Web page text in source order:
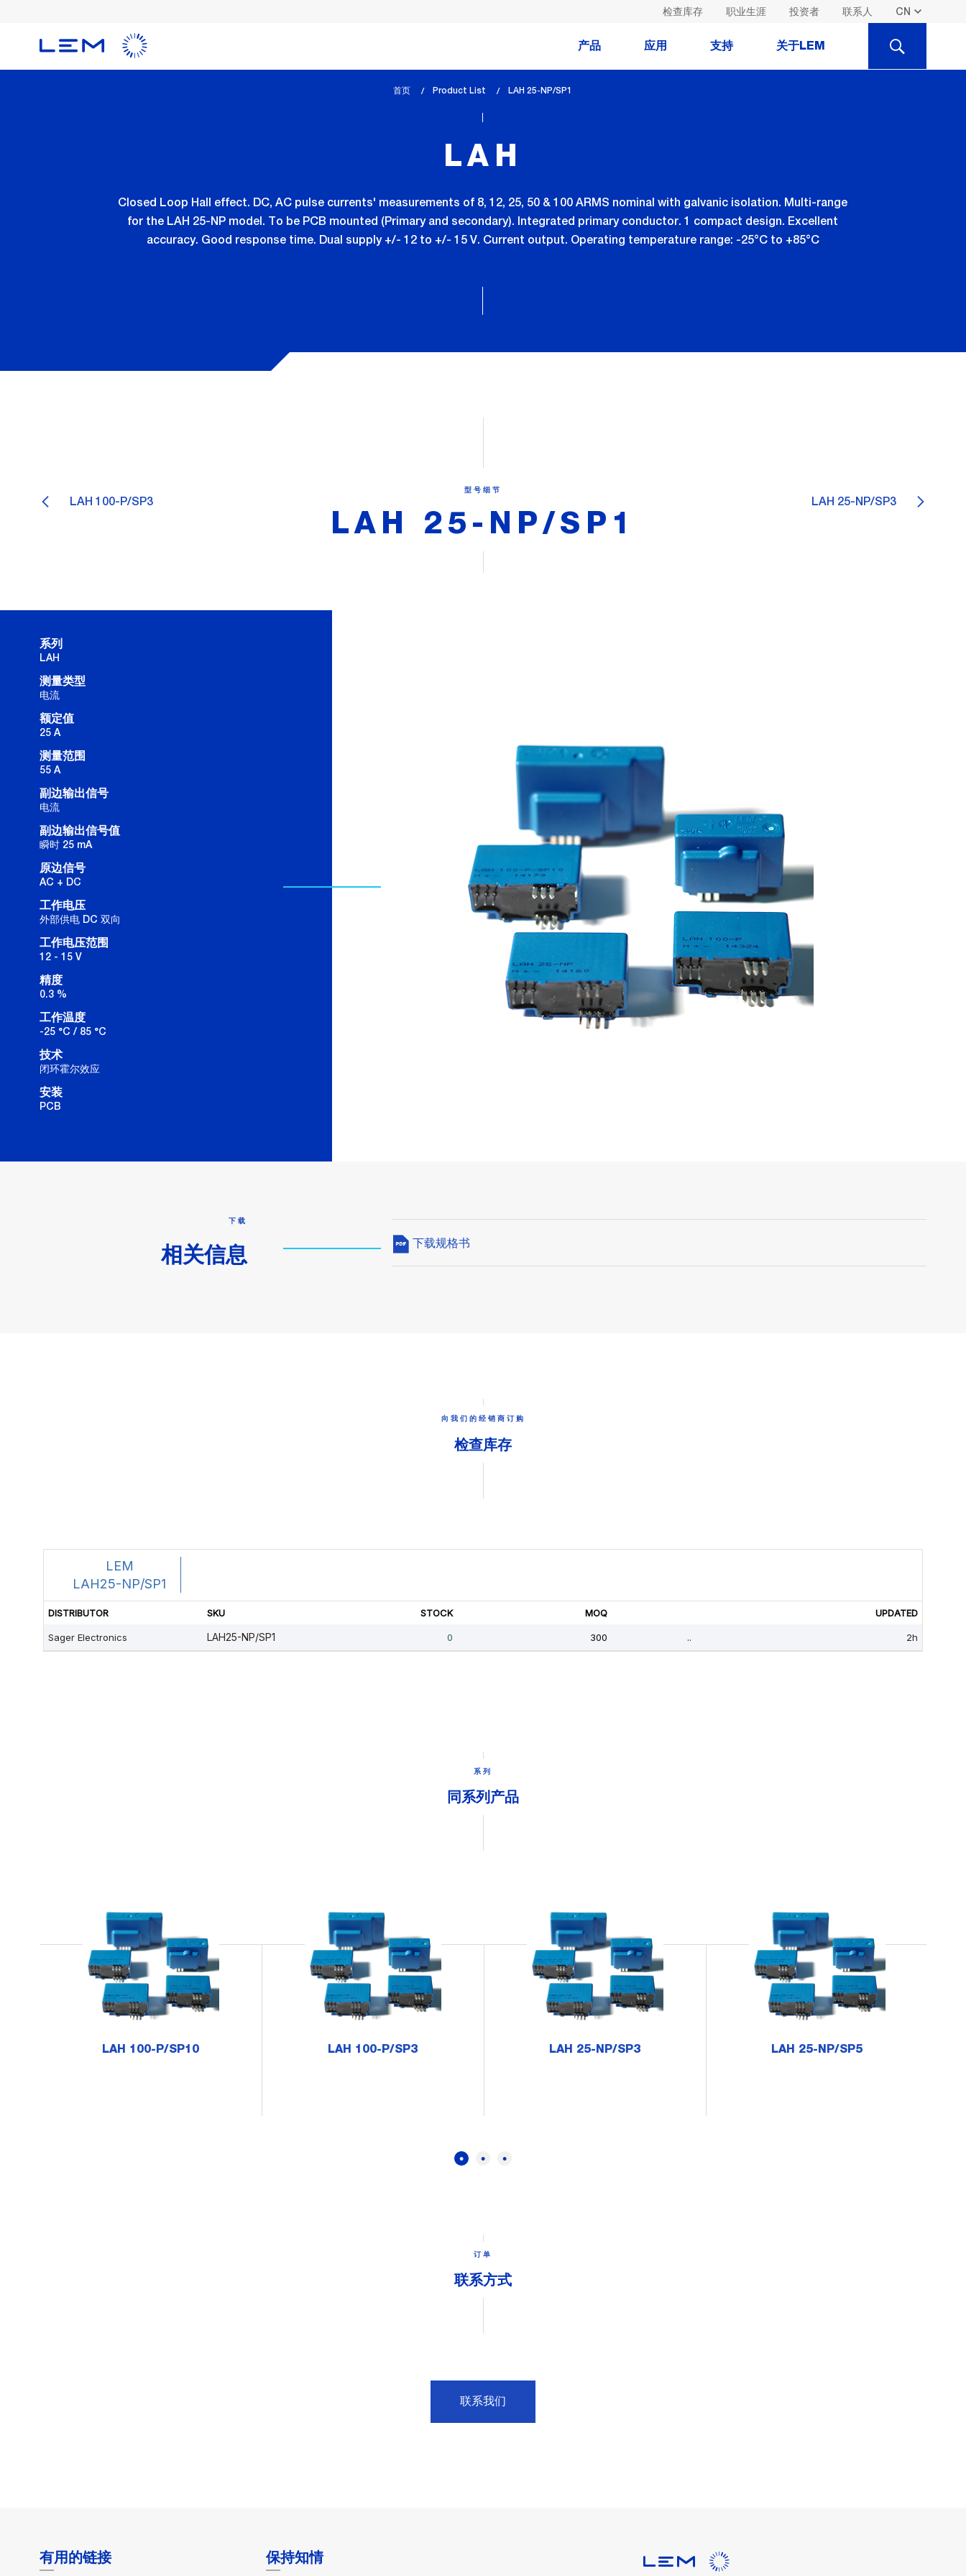
检查库存 职业生涯 投资者 联系人
产品 应用 支持 关于LEM SEARCH
首页 Product List
lem_current_page
LAH 25-NP/SP1
LAH
Closed Loop Hall effect. DC, AC pulse currents' measurements of 8, 12, 25, 50 & 100 ARMS nominal with galvanic isolation. Multi-range
for the LAH 25-NP model. To be PCB mounted (Primary and secondary). Integrated primary conductor. 1 compact design. Excellent
accuracy. Good response time. Dual supply +/- 12 to +/- 15 V. Current output. Operating temperature range: -25°C to +85°C
LAH 100-P/SP3 LAH 25-NP/SP3
型号细节
LAH 25-NP/SP1
系列
LAH
测量类型
电流
额定值
25 A
测量范围
55 A
副边输出信号
电流
副边输出信号值
瞬时 25 mA
原边信号
AC + DC
工作电压
外部供电 DC 双向
工作电压范围
12 - 15 V
精度
0.3 %
工作温度
-25 °C / 85 °C
技术
闭环霍尔效应
安装
PCB
下载
相关信息
下载规格书
向我们的经销商订购
检查库存
系列
同系列产品
LAH 100-P/SP10 LAH 100-P/SP3 LAH 25-NP/SP3 LAH 25-NP/SP5
订单
联系方式
联系我们
有用的链接 保持知情